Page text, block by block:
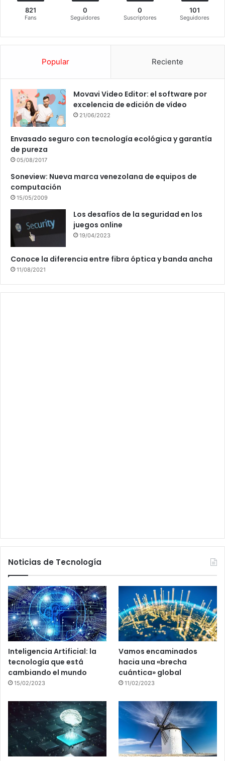
821
Fans
0
Seguidores
0
Suscriptores
101
Seguidores
Popular Reciente
Movavi Video Editor: el software por
excelencia de edición de vídeo
21/06/2022
Envasado seguro con tecnología ecológica y garantía
de pureza
05/08/2017
Soneview: Nueva marca venezolana de equipos de
computación
15/05/2009
Los desafíos de la seguridad en los
juegos online
19/04/2023
Conoce la diferencia entre fibra óptica y banda ancha
11/08/2021
Noticias de Tecnología
Inteligencia Artificial: la
tecnología que está
cambiando el mundo
15/02/2023
Vamos encaminados
hacia una «brecha
cuántica» global
11/02/2023